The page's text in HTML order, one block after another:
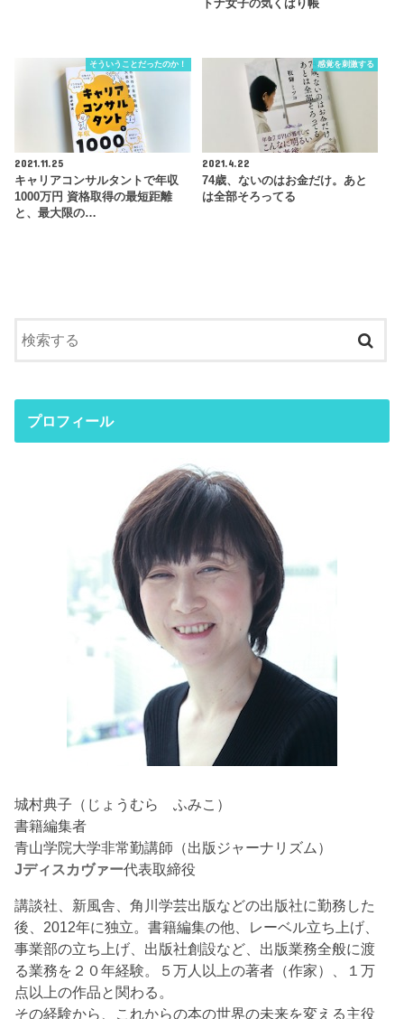
トナ女子の気くばり帳
そういうことだったのか！
2021.11.25
キャリアコンサルタントで年収
1000万円 資格取得の最短距離
と、最大限の…
感覚を刺激する
2021.4.22
74歳、ないのはお金だけ。あと
は全部そろってる
プロフィール
城村典子（じょうむら ふみこ）
書籍編集者
青山学院大学非常勤講師（出版ジャーナリズム）
Jディスカヴァー代表取締役
講談社、新風舎、角川学芸出版などの出版社に勤務した
後、2012年に独立。書籍編集の他、レーベル立ち上げ、
事業部の立ち上げ、出版社創設など、出版業務全般に渡
る業務を２０年経験。５万人以上の著者（作家）、１万
点以上の作品と関わる。
その経験から、これからの本の世界の未来を変える主役